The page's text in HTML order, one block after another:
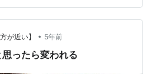
も、、 自慢できる背中ではない
長できたかな？と思います(笑）
れからは普通の日記を書いてい
が近い】 • 5年前
ったら変われる